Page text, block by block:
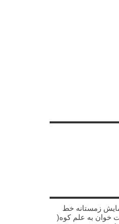
زمستانه خط
خوان به علم کوه(